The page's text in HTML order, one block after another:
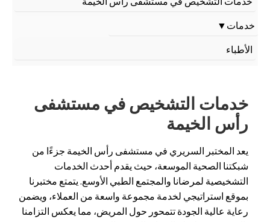
خدمات التشخيص في مستشفى رأس الخيمة
خدمات ▼
الأطباء
خدمات التشخيص في مستشفى
رأس الخيمة
يعد المختبر السريري في مستشفى رأس الخيمة جزءًا من
شبكتنا الصحية الموسعة، حيث يقدم أحدث الخدمات
التشخيصية لمرضانا والمجتمع الطبي الأوسع. يتمتع مختبرنا
بموقع استراتيجي لخدمة مجموعة واسعة من العملاء، ويضمن
رعاية عالية الجودة تتمحور حول المريض، مما يعكس التزامنا